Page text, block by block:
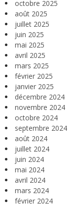
octobre 2025
août 2025
juillet 2025
juin 2025
mai 2025
avril 2025
mars 2025
février 2025
janvier 2025
décembre 2024
novembre 2024
octobre 2024
septembre 2024
août 2024
juillet 2024
juin 2024
mai 2024
avril 2024
mars 2024
février 2024